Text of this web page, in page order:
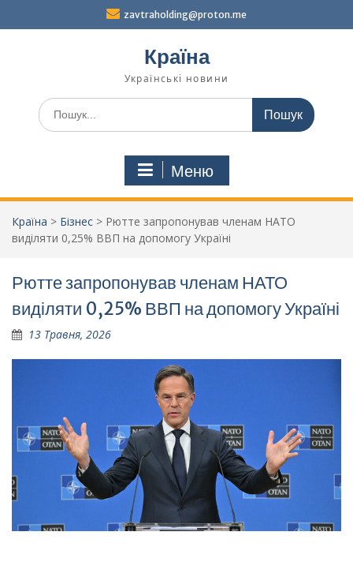
zavtraholding@proton.me
Країна
Українські новини
Шукати:
Меню
Країна > Бізнес > Рютте запропонував членам НАТО
виділяти 0,25% ВВП на допомогу Україні
Рютте запропонував членам НАТО
виділяти 0,25% ВВП на допомогу Україні
13 Травня, 2026